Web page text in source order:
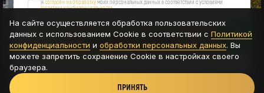
ясогласен на обработкумоих персональных данных в соответствии с условиями
политики конфиденциальности
ОСТАВИТЬ ЗАЯВКУ
На сайте осуществляется обработка пользовательских
данных с использованием Cookie в соответствии с Политикой
конфиденциальности и обработки персональных данных. Вы
можете запретить сохранение Cookie в настройках своего
браузера.
ПРИНЯТЬ